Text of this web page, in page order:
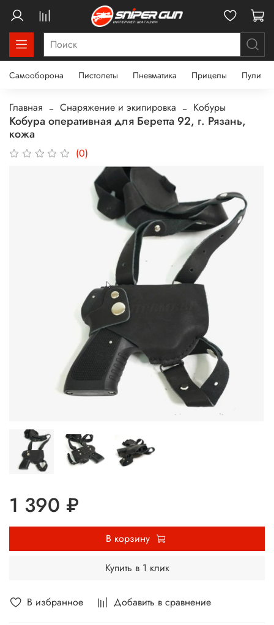
Самооборона Пистолеты Пневматика Прицелы Пули
Главная Снаряжение и экипировка Кобуры
Кобура оперативная для Беретта 92, г. Рязань,
кожа
(0)
В избранное Добавить в сравнение
1 390 ₽
В корзину
Купить в 1 клик